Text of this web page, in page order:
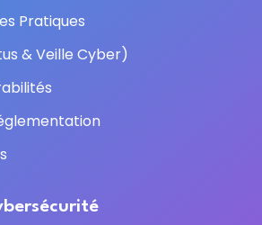
Pratiques
& Veille Cyber)